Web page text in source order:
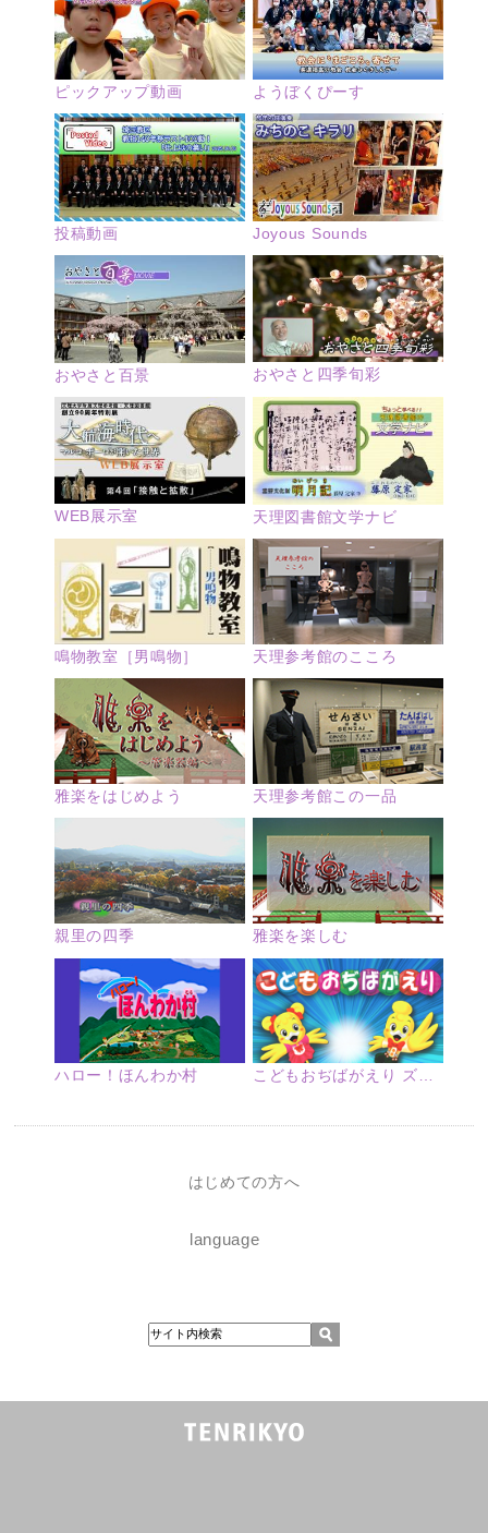
ピックアップ動画 ようぼくぴーす
投稿動画 Joyous Sounds
おやさと百景 おやさと四季旬彩
WEB展示室 天理図書館文学ナビ
鳴物教室［男鳴物］ 天理参考館のこころ
雅楽をはじめよう 天理参考館この一品
親里の四季 雅楽を楽しむ
ハロー！ほんわか村 こどもおぢばがえり ズームアップ
はじめての方へ
language